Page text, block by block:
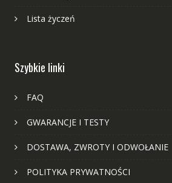
Lista życzeń
Szybkie linki
FAQ
GWARANCJE I TESTY
DOSTAWA, ZWROTY I ODWOŁANIE
POLITYKA PRYWATNOŚCI